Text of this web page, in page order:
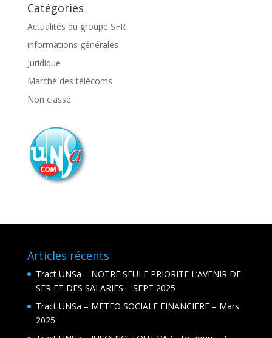
Catégories
Actualités du groupe SFR
informations générales
Juridique
Marché des télécoms
Non classé
Articles récents
Tract UNSa – NOTRE SEULE PRIORITE L’AVENIR DE
SFR ET DES SALARIES – SEPT 2025
Tract UNSa – METEO SOCIALE FINANCIERE – Mars
2025